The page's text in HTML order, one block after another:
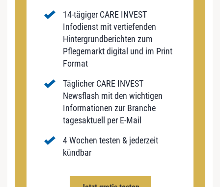
14-tägiger CARE INVEST
Infodienst mit vertiefenden
Hintergrundberichten zum
Pflegemarkt digital und im Print
Format
Täglicher CARE INVEST
Newsflash mit den wichtigen
Informationen zur Branche
tagesaktuell per E-Mail
4 Wochen testen & jederzeit
kündbar